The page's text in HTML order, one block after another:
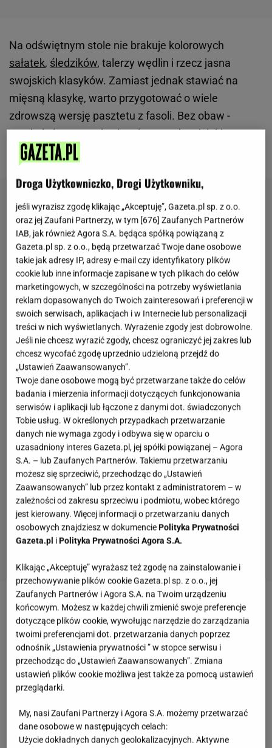
Na odświętnym stole nie brakuje kolorowych
sałatek, śledzików, talerzy wędlin i rzecz jasna
swojskich klasyków. Zamiast jednak stawiać na
mięsną klasykę, warto przygotować o wiele
zdrowszą wersję pasztetu z fasoli. Bez obaw -
smakuje i prezentuje się mistrzowsko, dzięki czemu
doceni go nawet wymagająca teściowa.
Zobacz wideoChrupiąca ryba z sosem tatarskim
[PRZEPIS]
Wyborny pasztet z fasoli - przy nim mięsna klasyka
nie ma szans
Częstodania wegetariańskiesą niesłusznie
krytykowane i kojarzone z misą sałaty i składnikami
Droga Użytkowniczko, Drogi Użytkowniku,
jeśli wyrazisz zgodę klikając „Akceptuję”, Gazeta.pl sp. z o.o.
oraz jej Zaufani Partnerzy, w tym [676] Zaufanych Partnerów
IAB, jak również Agora S.A. będąca spółką powiązaną z
Gazeta.pl sp. z o.o., będą przetwarzać Twoje dane osobowe
takie jak adresy IP, adresy e-mail czy identyfikatory plików
cookie lub inne informacje zapisane w tych plikach do celów
marketingowych, w szczególności na potrzeby wyświetlania
reklam dopasowanych do Twoich zainteresowań i preferencji w
swoich serwisach, aplikacjach i w Internecie lub personalizacji
treści w nich wyświetlanych. Wyrażenie zgody jest dobrowolne.
Jeśli nie chcesz wyrazić zgody, chcesz ograniczyć jej zakres lub
chcesz wycofać zgodę uprzednio udzieloną przejdź do
„Ustawień Zaawansowanych”.
Twoje dane osobowe mogą być przetwarzane także do celów
badania i mierzenia informacji dotyczących funkcjonowania
serwisów i aplikacji lub łączone z danymi dot. świadczonych
Tobie usług. W określonych przypadkach przetwarzanie
danych nie wymaga zgody i odbywa się w oparciu o
uzasadniony interes Gazeta.pl, jej spółki powiązanej – Agora
S.A. – lub Zaufanych Partnerów. Takiemu przetwarzaniu
możesz się sprzeciwić, przechodząc do „Ustawień
Zaawansowanych” lub przez kontakt z administratorem – w
zależności od zakresu sprzeciwu i podmiotu, wobec którego
jest kierowany. Więcej informacji o przetwarzaniu danych
osobowych znajdziesz w dokumenciePolityka Prywatności
Gazeta.pl iPolityka Prywatności Agora S.A.
Klikając „Akceptuję” wyrażasz też zgodę na zainstalowanie i
przechowywanie plików cookie Gazeta.pl sp. z o.o., jej
Zaufanych Partnerów i Agora S.A. na Twoim urządzeniu
końcowym. Możesz w każdej chwili zmienić swoje preferencje
dotyczące plików cookie, wywołując narzędzie do zarządzania
twoimi preferencjami dot. przetwarzania danych poprzez
odnośnik „Ustawienia prywatności ” w stopce serwisu i
przechodząc do „Ustawień Zaawansowanych”. Zmiana
ustawień plików cookie możliwa jest także za pomocą ustawień
przeglądarki.
My, nasi Zaufani Partnerzy i Agora S.A. możemy przetwarzać
dane osobowe w następujących celach:
Użycie dokładnych danych geolokalizacyjnych. Aktywne